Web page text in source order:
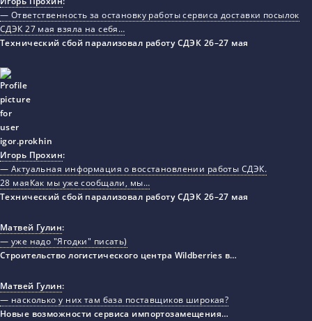
— Ответственность за остановку работы сервиса доставки посылок
СДЭК 27 мая взяла на себя…
Технический сбой парализовал работу СДЭК 26–27 мая
Игорь Прохин:
— Актуальная информация о восстановлении работы СДЭК.
28 маяКак мы уже сообщали, мы…
Технический сбой парализовал работу СДЭК 26–27 мая
Матвей Гулин:
— уже надо "Ягодки" писать)
Строительство логистического центра Wildberries в…
Матвей Гулин:
— насколько у них там база поставщиков широкая?
Новые возможности сервиса импортозамещения…